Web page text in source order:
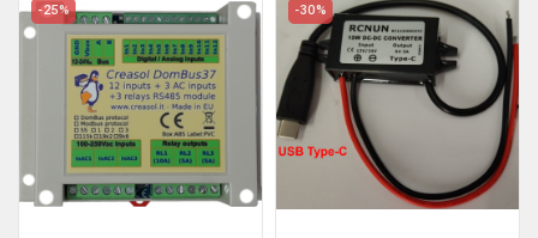
-25% -30%